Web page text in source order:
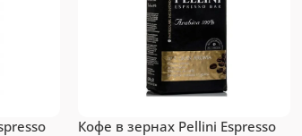
Кофе в зернах Pellini Espresso